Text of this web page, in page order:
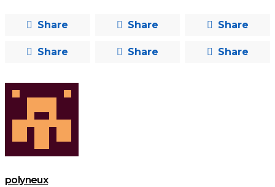
Share Share Share
Share Share Share
polyneux